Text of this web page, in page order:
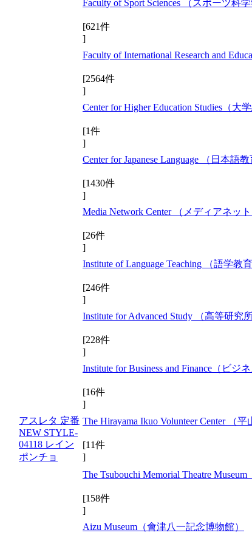
Faculty of Sport Sciences （スポーツ科学
[621件
]
Faculty of International Research and
[2564件
]
Center for Higher Education Studies（大
[1件
]
Center for Japanese Language （日本語
[1430件
]
Media Network Center （メディアネッ
[26件
]
Institute of Language Teaching （語学教
[246件
]
Institute for Advanced Study （高等研究所
[228件
]
Institute for Business and Finance（ビジ
[16件
]
アスレタ 定番
NEW STYLE-
04118 レイン
ポンチョ
The Hirayama Ikuo Volunteer Center （
[11件
]
The Tsubouchi Memorial Theatre
[158件
]
Aizu Museum（會津八一記念博物館）